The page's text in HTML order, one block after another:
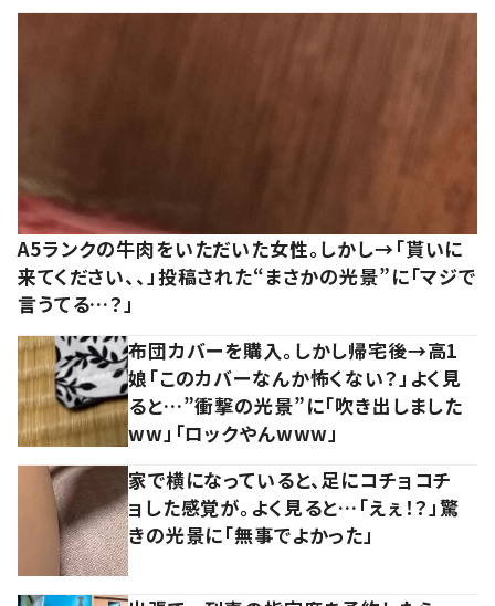
A5ランクの牛肉をいただいた女性。しかし→「貰いに
来てください、、」投稿された“まさかの光景”に「マジで
言うてる…？」
布団カバーを購入。しかし帰宅後→高1
娘「このカバーなんか怖くない？」よく見
ると…”衝撃の光景”に「吹き出しました
ww」「ロックやんwww」
家で横になっていると、足にコチョコチ
ョした感覚が。よく見ると…「えぇ！？」驚
きの光景に「無事でよかった」